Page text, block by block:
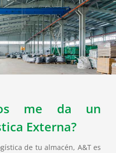
me da un
Externa?
de tu almacén, A&T es